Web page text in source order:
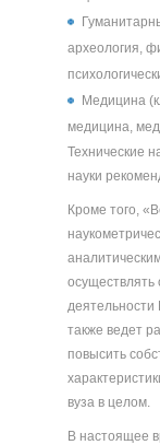
археология,
Медицина
медицина,
Технические
науки
Кроме того,
осуществлять
также ведет
повысить
вуза в целом.
В настоящее